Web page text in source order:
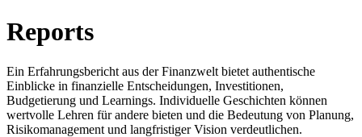
Reports
Ein Erfahrungsbericht aus der Finanzwelt bietet authentische
Einblicke in finanzielle Entscheidungen, Investitionen,
Budgetierung und Learnings. Individuelle Geschichten können
wertvolle Lehren für andere bieten und die Bedeutung von Planung,
Risikomanagement und langfristiger Vision verdeutlichen.